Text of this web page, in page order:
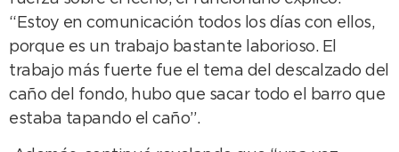
“Estoy en comunicación todos los días con ellos,
porque es un trabajo bastante laborioso. El
trabajo más fuerte fue el tema del descalzado del
caño del fondo, hubo que sacar todo el barro que
estaba tapando el caño”.